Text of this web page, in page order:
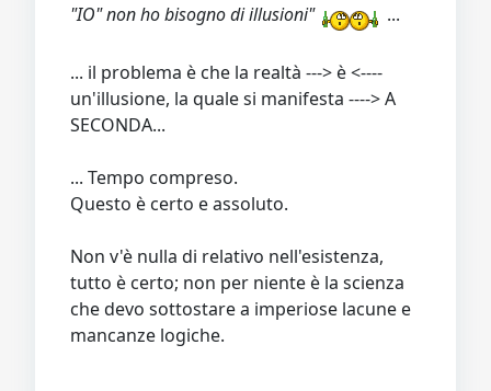
"IO" non ho bisogno di illusioni"
...
... il problema è che la realtà ---> è <----
un'illusione, la quale si manifesta ----> A
SECONDA...
... Tempo compreso.
Questo è certo e assoluto.
Non v'è nulla di relativo nell'esistenza,
tutto è certo; non per niente è la scienza
che devo sottostare a imperiose lacune e
mancanze logiche.